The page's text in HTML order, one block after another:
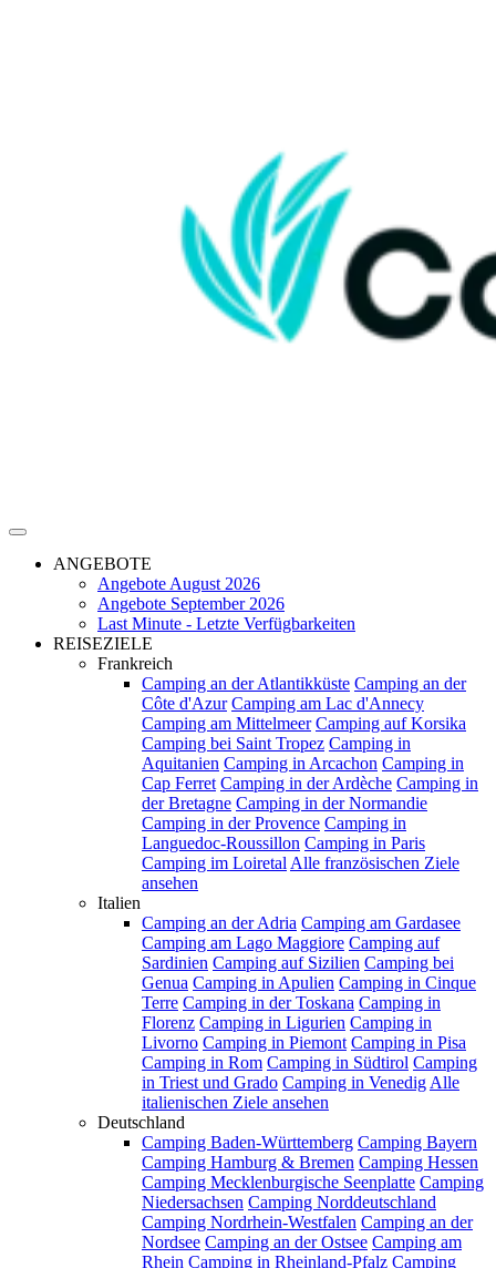
ANGEBOTE
Angebote August 2026
Angebote September 2026
Last Minute - Letzte Verfügbarkeiten
REISEZIELE
Frankreich
Camping an der Atlantikküste Camping an der
Côte d'Azur Camping am Lac d'Annecy
Camping am Mittelmeer Camping auf Korsika
Camping bei Saint Tropez Camping in
Aquitanien Camping in Arcachon Camping in
Cap Ferret Camping in der Ardèche Camping in
der Bretagne Camping in der Normandie
Camping in der Provence Camping in
Languedoc-Roussillon Camping in Paris
Camping im Loiretal Alle französischen Ziele
ansehen
Italien
Camping an der Adria Camping am Gardasee
Camping am Lago Maggiore Camping auf
Sardinien Camping auf Sizilien Camping bei
Genua Camping in Apulien Camping in Cinque
Terre Camping in der Toskana Camping in
Florenz Camping in Ligurien Camping in
Livorno Camping in Piemont Camping in Pisa
Camping in Rom Camping in Südtirol Camping
in Triest und Grado Camping in Venedig Alle
italienischen Ziele ansehen
Deutschland
Camping Baden-Württemberg Camping Bayern
Camping Hamburg & Bremen Camping Hessen
Camping Mecklenburgische Seenplatte Camping
Niedersachsen Camping Norddeutschland
Camping Nordrhein-Westfalen Camping an der
Nordsee Camping an der Ostsee Camping am
Rhein Camping in Rheinland-Pfalz Camping